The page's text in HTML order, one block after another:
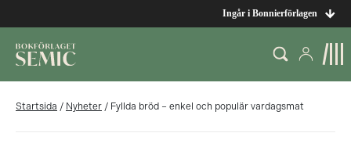
Ingår i Bonnierförlagen
Startsida / Nyheter / Fyllda bröd – enkel och populär vardagsmat